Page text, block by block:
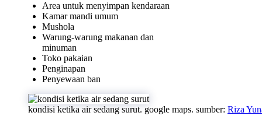
Area untuk menyimpan kendaraan
Kamar mandi umum
Mushola
Warung-warung makanan dan
minuman
Toko pakaian
Penginapan
Penyewaan ban
kondisi ketika air sedang surut. google maps. sumber: Riza